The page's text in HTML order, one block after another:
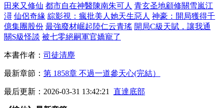
田來又修仙 都市自在神醫陳南朱可人 青玄圣地顧修關雪嵐江
潯 仙侶奇緣 綜影視：瘋批美人她天生惡人 神豪：開局獲得千
億集團股份 最強廢材崛起陸仁云青瑤 開局C級天賦，讓我通
關S級怪談 被七零絕嗣軍官嬌寵了
本書作者： 司徒清塵
最新章節： 第 1858章 不過一道參天心(完結）
最后更新：2026-03-31 13:42:21 直達底部